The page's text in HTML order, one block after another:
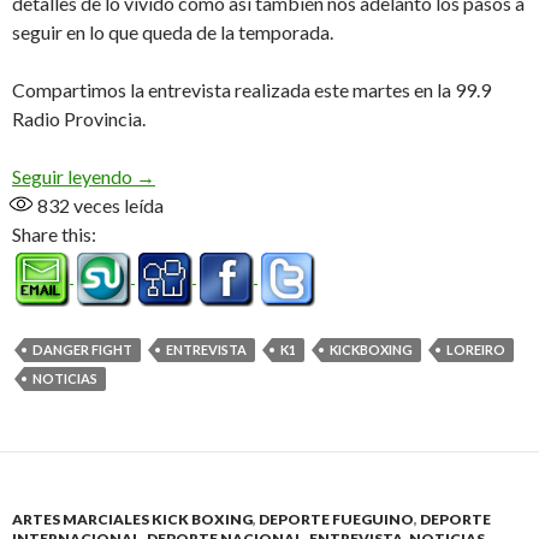
seguir en lo que queda de la temporada.
Compartimos la entrevista realizada este martes en la 99.9
Radio Provincia.
Seguir leyendo «La Pantera», por decisión unánime (Audio)
→
832 veces leída
Share this:
DANGER FIGHT ENTREVISTA K1 KICKBOXING
LOREIRO
NOTICIAS
ARTES MARCIALES KICK BOXING, DEPORTE FUEGUINO, DEPORTE